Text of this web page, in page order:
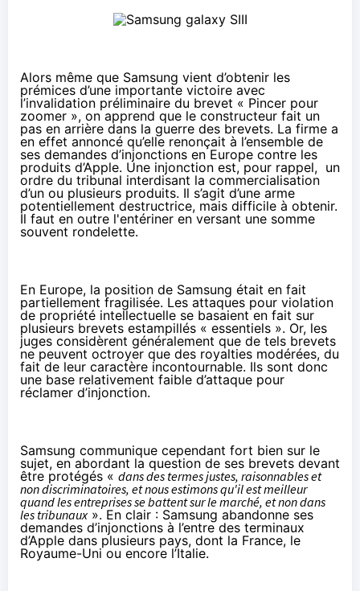
Alors même que Samsung vient d’obtenir les
prémices d’une importante victoire avec
l’invalidation préliminaire du brevet « Pincer pour
zoomer », on apprend que le constructeur fait un
pas en arrière dans la guerre des brevets. La firme a
en effet annoncé qu’elle renonçait à l’ensemble de
ses demandes d’injonctions en Europe contre les
produits d’Apple. Une injonction est, pour rappel, un
ordre du tribunal interdisant la commercialisation
d’un ou plusieurs produits. Il s’agit d’une arme
potentiellement destructrice, mais difficile à obtenir.
Il faut en outre l'entériner en versant une somme
souvent rondelette.
En Europe, la position de Samsung était en fait
partiellement fragilisée. Les attaques pour violation
de propriété intellectuelle se basaient en fait sur
plusieurs brevets estampillés « essentiels ». Or, les
juges considèrent généralement que de tels brevets
ne peuvent octroyer que des royalties modérées, du
fait de leur caractère incontournable. Ils sont donc
une base relativement faible d’attaque pour
réclamer d’injonction.
Samsung communique cependant fort bien sur le
sujet, en abordant la question de ses brevets devant
être protégés « dans des termes justes, raisonnables et
non discriminatoires, et nous estimons qu'il est meilleur
quand les entreprises se battent sur le marché, et non dans
les tribunaux». En clair : Samsung abandonne ses
demandes d’injonctions à l’entre des terminaux
d’Apple dans plusieurs pays, dont la France, le
Royaume-Uni ou encore l’Italie.